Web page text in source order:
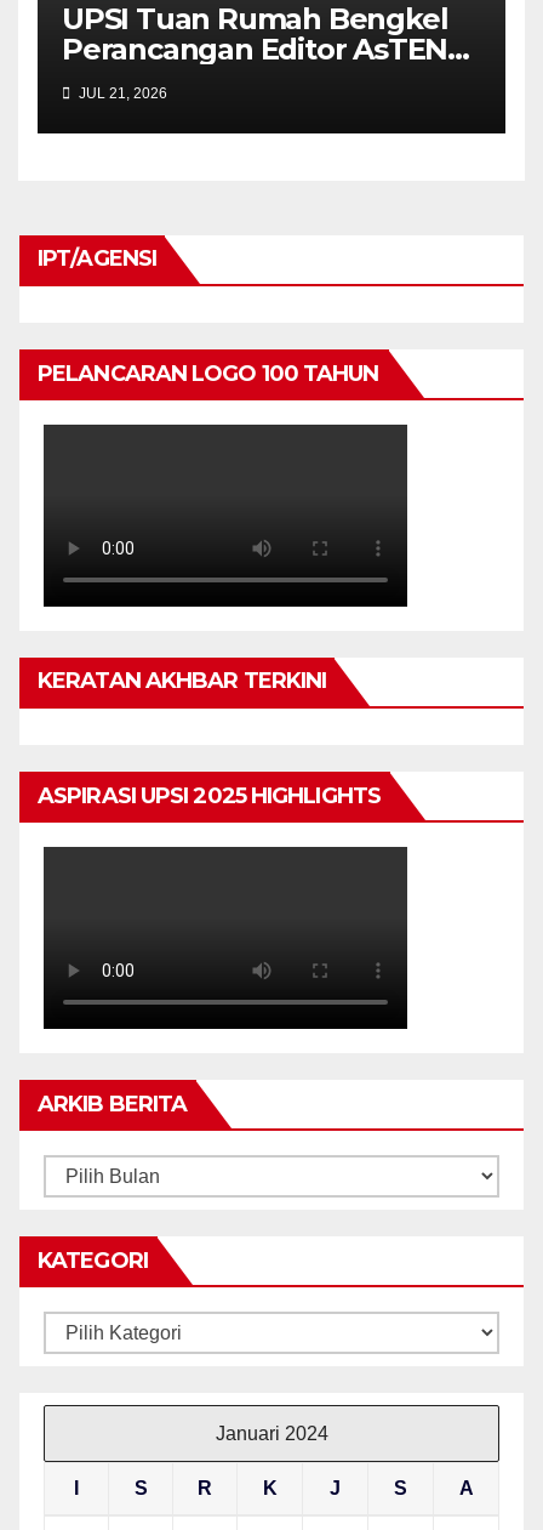
UPSI Tuan Rumah Bengkel
Perancangan Editor AsTEN
Journal of Teacher Training
Education
JUL 21, 2026
IPT/AGENSI
PELANCARAN LOGO 100 TAHUN
KERATAN AKHBAR TERKINI
ASPIRASI UPSI 2025 HIGHLIGHTS
ARKIB BERITA
ARKIB
KATEGORI
Kategori
Januari 2024
S R K J S A